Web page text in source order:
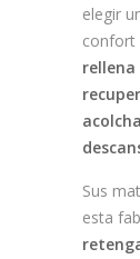
elegir
confort
Sus
esta